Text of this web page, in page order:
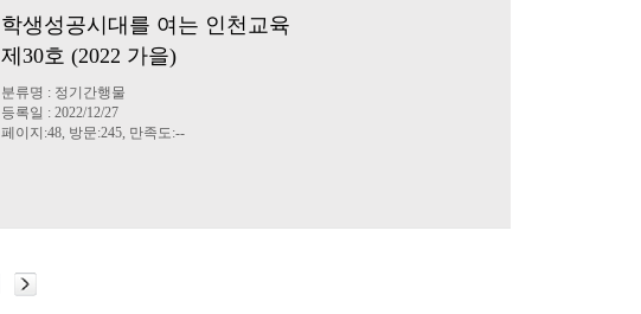
학생성공시대를 여는 인천교육
제30호 (2022 가을)
분류명 : 정기간행물
등록일 : 2022/12/27
페이지:48, 방문:245, 만족도:--